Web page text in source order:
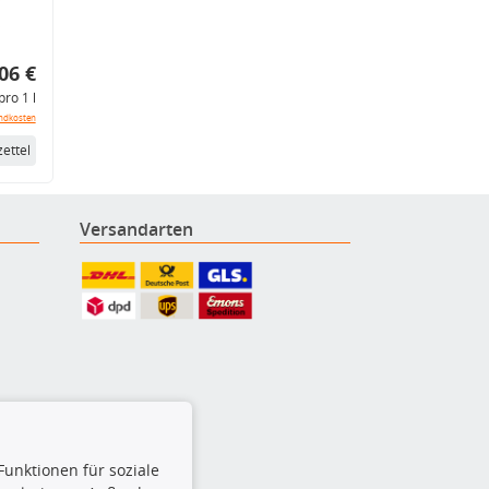
€
1 l
Versandarten
für soziale